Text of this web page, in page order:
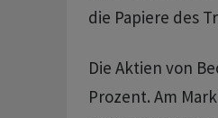
die Papiere des
Die Aktien von
Prozent. Am